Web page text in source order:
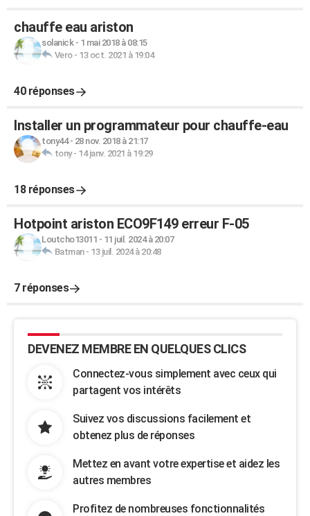
chauffe eau ariston
solanick- 1 mai 2018 à 08:15
Vero- 13 oct. 2021 à 19:04
40 réponses
Installer un programmateur pour chauffe-eau
tony44- 28 nov. 2018 à 21:17
tony- 14 janv. 2021 à 19:29
18 réponses
Hotpoint ariston ECO9F149 erreur F-05
Loutcho13011 - 11 juil. 2024 à 20:07
Batman- 13 juil. 2024 à 20:48
7 réponses
DEVENEZ MEMBRE EN QUELQUES CLICS
Connectez-vous simplement avec ceux qui
partagent vos intérêts
Suivez vos discussions facilement et
obtenez plus de réponses
Mettez en avant votre expertise et aidez les
autres membres
Profitez de nombreuses fonctionnalités